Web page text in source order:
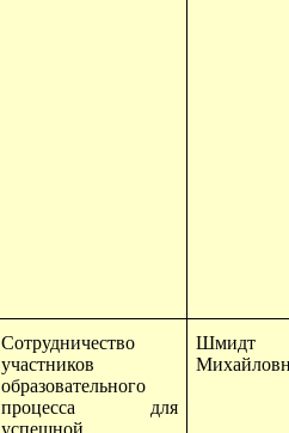
Сотрудничество
участников
образовательного
процесса для
успешной
Шмидт